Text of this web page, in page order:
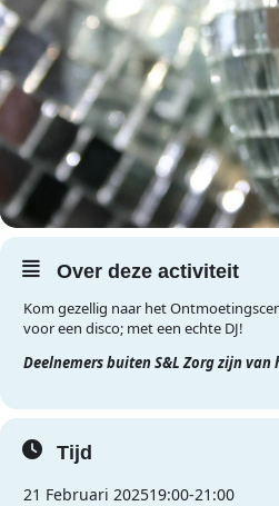
Over deze activiteit
Kom gezellig naar het
voor een disco; met een echte DJ!
Deelnemers buiten S&L Zorg zijn
Tijd
21 Februari 202519:00-21:00